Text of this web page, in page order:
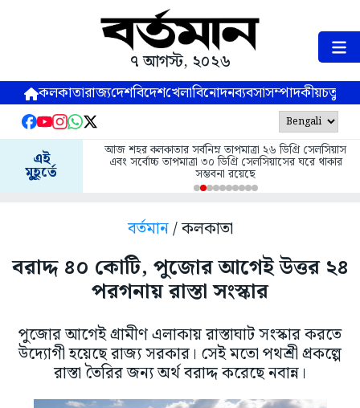
৭ আগস্ট, ২০২৬
কলকাতারাজ্যদেশবিদেশখেলাবিনোদনব্যবসাসম্পাদকীয়
এই
মুহূর্তে
আজ শহর কলকাতার সর্বনিম্ন তাপমাত্রা ২৬ ডিগ্রি সেলসিয়াস
এবং সর্বোচ্চ তাপমাত্রা ৩০ ডিগ্রি সেলসিয়াসের ঘরে থাকার
সম্ভবনা রয়েছে
বর্তমান/ কলকাতা
বরাদ্দ ৪০ কোটি, পুজোর আগেই উত্তর ২৪
পরগনায় রাস্তা সংস্কার
পুজোর আগেই গ্রামীণ এলাকায় রাস্তাঘাট সংস্কার করতে
উদ্যোগী হয়েছে রাজ্য সরকার। সেই মতো পথশ্রী প্রকল্পে
রাস্তা তৈরির জন্য অর্থ বরাদ্দ করেছে নবান্ন।